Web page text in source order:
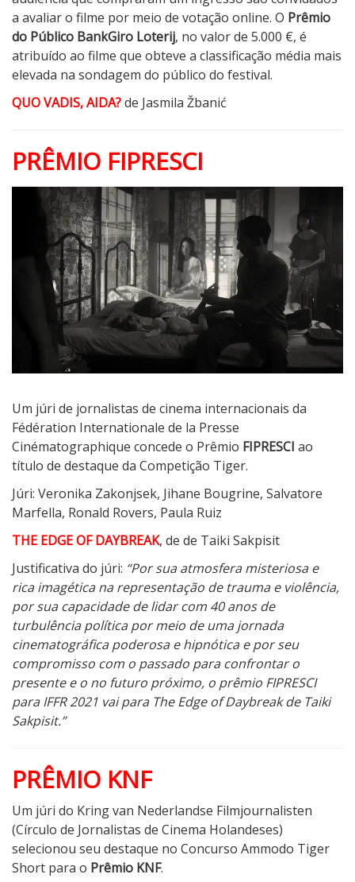
a avaliar o filme por meio de votação online. O Prêmio
do Público BankGiro Loterij, no valor de 5.000 €, é
atribuído ao filme que obteve a classificação média mais
elevada na sondagem do público do festival.
QUO VADIS, AIDA?de Jasmila Žbanić
PRÊMIO FIPRESCI
Um júri de jornalistas de cinema internacionais da
Fédération Internationale de la Presse
Cinématographique concede o Prêmio FIPRESCI ao
título de destaque da Competição Tiger.
Júri: Veronika Zakonjsek, Jihane Bougrine, Salvatore
Marfella, Ronald Rovers, Paula Ruiz
THE EDGE OF DAYBREAK, de de Taiki Sakpisit
Justificativa do júri: “Por sua atmosfera misteriosa e
rica imagética na representação de trauma e violência,
por sua capacidade de lidar com 40 anos de
turbulência política por meio de uma jornada
cinematográfica poderosa e hipnótica e por seu
compromisso com o passado para confrontar o
presente e o no futuro próximo, o prêmio FIPRESCI
para IFFR 2021 vai para The Edge of Daybreak de Taiki
Sakpisit.”
PRÊMIO KNF
Um júri do Kring van Nederlandse Filmjournalisten
(Círculo de Jornalistas de Cinema Holandeses)
selecionou seu destaque no Concurso Ammodo Tiger
Short para o Prêmio KNF.